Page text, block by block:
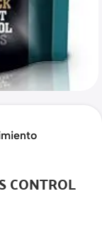
CONTROL